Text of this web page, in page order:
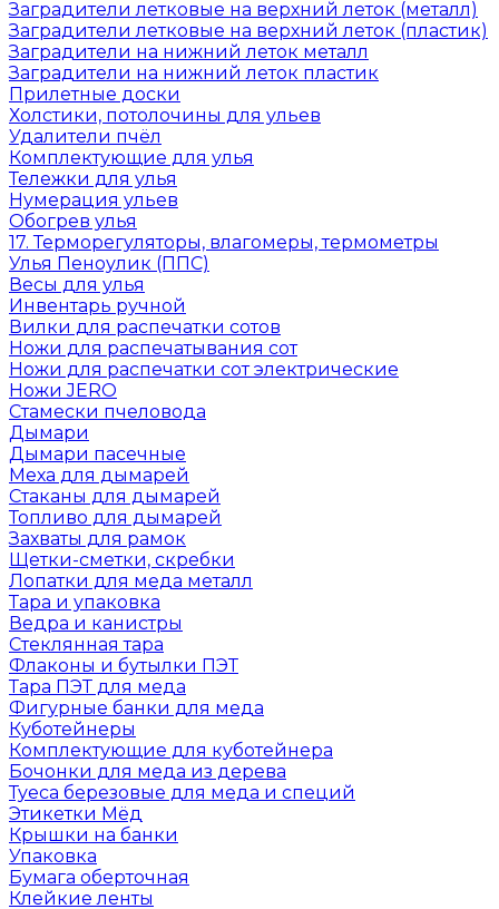
Заградители летковые на верхний леток (металл)
Заградители летковые на верхний леток (пластик)
Заградители на нижний леток металл
Заградители на нижний леток пластик
Прилетные доски
Холстики, потолочины для ульев
Удалители пчёл
Комплектующие для улья
Тележки для улья
Нумерация ульев
Обогрев улья
17. Терморегуляторы, влагомеры, термометры
Улья Пеноулик (ППС)
Весы для улья
Инвентарь ручной
Вилки для распечатки сотов
Ножи для распечатывания сот
Ножи для распечатки сот электрические
Ножи JERO
Стамески пчеловода
Дымари
Дымари пасечные
Меха для дымарей
Стаканы для дымарей
Топливо для дымарей
Захваты для рамок
Щетки-сметки, скребки
Лопатки для меда металл
Тара и упаковка
Ведра и канистры
Стеклянная тара
Флаконы и бутылки ПЭТ
Тара ПЭТ для меда
Фигурные банки для меда
Куботейнеры
Комплектующие для куботейнера
Бочонки для меда из дерева
Туеса березовые для меда и специй
Этикетки Мёд
Крышки на банки
Упаковка
Бумага оберточная
Клейкие ленты